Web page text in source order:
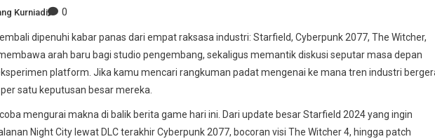
Kurniadi 0
dipenuhi kabar panas dari empat raksasa industri: Starfield, Cyberpunk 2077, The Witcher,
arah baru bagi studio pengembang, sekaligus memantik diskusi seputar masa depan
platform. Jika kamu mencari rangkuman padat mengenai ke mana tren industri
satu keputusan besar mereka.
mengurai makna di balik berita game hari ini. Dari update besar Starfield 2024 yang ingin
Night City lewat DLC terakhir Cyberpunk 2077, bocoran visi The Witcher 4, hingga patch